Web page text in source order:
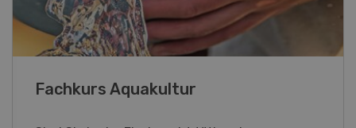
Demo Days 2026